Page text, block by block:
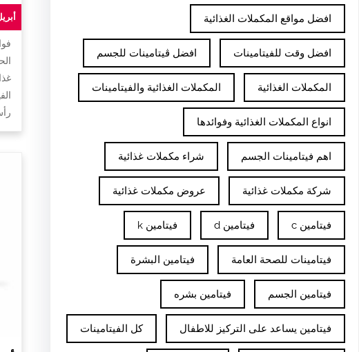
افضل مواقع المكملات الغذائية
افضل وقت للفيتامينات افضل ڤيتامينات للجسم
المكملات الغذائية المكملات الغذائية والفيتامينات
انواع المكملات الغذائية وفوائدها
اهم فيتامينات الجسم شراء مكملات غذائية
شركة مكملات غذائية عروض مكملات غذائية
فيتامين c فيتامين d فيتامين k
فيتامينات للصحة العامة فيتامين البشرة
فيتامين الجسم فيتامين بشره
فيتامين يساعد على التركيز للاطفال كل الفيتامينات
أبريل 28,